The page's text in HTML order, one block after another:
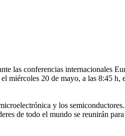
las conferencias
20 de mayo, a las 8:45
y los
de todo el mundo se reunirán